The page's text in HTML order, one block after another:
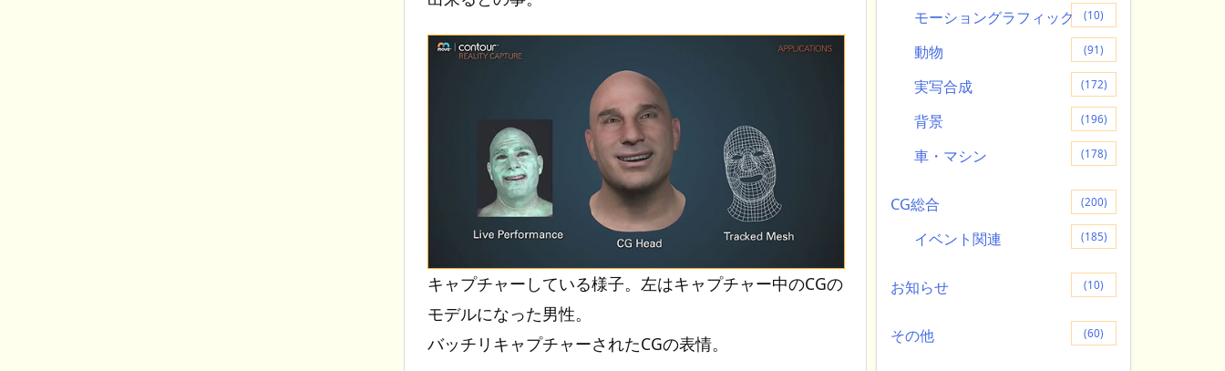
キャプチャーしている様子。左はキャプチャー中のCGの
モデルになった男性。
バッチリキャプチャーされたCGの表情。
モーショングラフィック (10)
動物 (91)
実写合成 (172)
背景 (196)
車・マシン (178)
CG総合 (200)
イベント関連 (185)
お知らせ (10)
その他 (60)